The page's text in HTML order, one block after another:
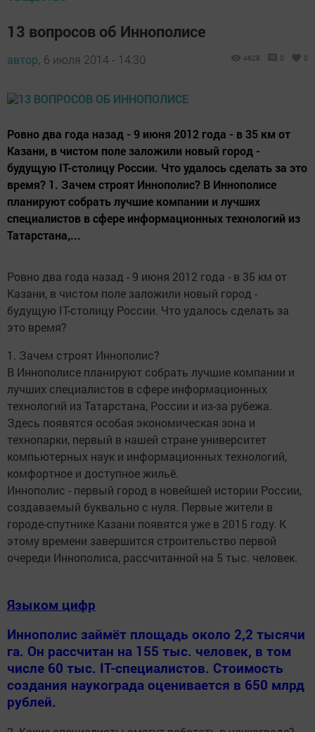
13 вопросов об Иннополисе
автор, 6 июля 2014 - 14:30 4628 0 0
Ровно два года назад - 9 июня 2012 года - в 35 км от
Казани, в чистом поле заложили новый город -
будущую IT-столицу России. Что удалось сделать за это
время? 1. Зачем строят Иннополис? В Иннополисе
планируют собрать лучшие компании и лучших
специалистов в сфере информационных технологий из
Татарстана,...
Ровно два года назад - 9 июня 2012 года - в 35 км от
Казани, в чистом поле заложили новый город -
будущую IT-столицу России. Что удалось сделать за
это время?
1. Зачем строят Иннополис?
В Иннополисе планируют собрать лучшие компании и
лучших специалистов в сфере информационных
технологий из Татарстана, России и из-за рубежа.
Здесь появятся особая экономическая зона и
технопарки, первый в нашей стране университет
компьютерных наук и информационных технологий,
комфортное и доступное жильё.
Иннополис - первый город в новейшей истории России,
создаваемый буквально с нуля. Первые жители в
городе-спутнике Казани появятся уже в 2015 году. К
этому времени завершится строительство первой
очереди Иннополиса, рассчитанной на 5 тыс. человек.
Языком цифр
Иннополис займёт площадь около 2,2 тысячи
га. Он рассчитан на 155 тыс. человек, в том
числе 60 тыс. IT-специалистов. Стоимость
создания наукограда оценивается в 650 млрд
рублей.